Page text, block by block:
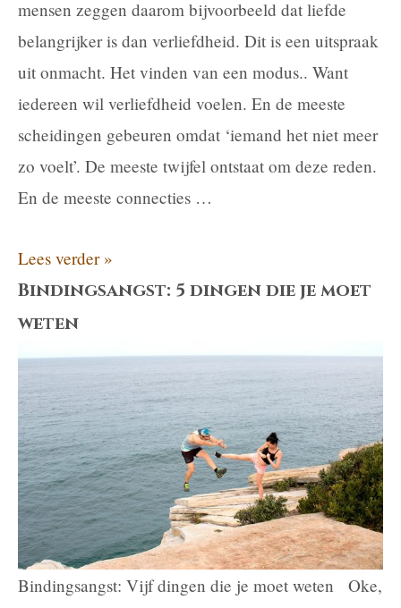
mensen zeggen daarom bijvoorbeeld dat liefde
belangrijker is dan verliefdheid. Dit is een uitspraak
uit onmacht. Het vinden van een modus.. Want
iedereen wil verliefdheid voelen. En de meeste
scheidingen gebeuren omdat ‘iemand het niet meer
zo voelt’. De meeste twijfel ontstaat om deze reden.
En de meeste connecties …
Waarom
je
het
meer
zo
voelt
Lees verder »
Bindingsangst: 5 dingen die je moet
weten
Bindingsangst: Vijf dingen die je moet weten Oke,